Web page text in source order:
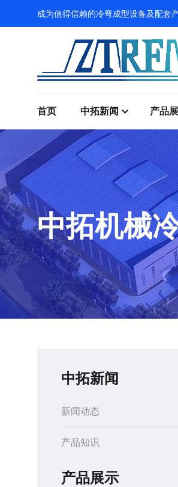
成为值得信赖的冷弯成型设备及配套
首页 中拓新闻 产品
中拓机械
中拓新闻
新闻动态
产品知识
产品展示